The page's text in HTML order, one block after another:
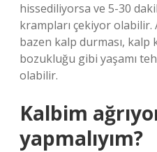
hissediliyorsa ve 5-30
krampları çekiyor olabilir.
bazen kalp durması,
bozukluğu gibi yaşamı
olabilir.
Kalbim
yapmalıyım?